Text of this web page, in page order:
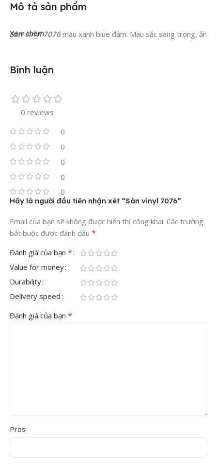
Mô tả sản phẩm
Sàn vinyl 7076màu xanh blue đậm. Màu sắc sang trọng, ấn
sàn phòng mổ, phòng khám phòng sinh, phòng nha khoa,
Size: 2m x 20m x 2mm
Sàn có sẵn kho Tp HCM
Xem thêm
Bình luận
0 reviews
0
0
0
0
0
Hãy là người đầu tiên nhận xét “Sàn vinyl 7076”
Email của bạn sẽ không được hiển thị công khai. Các trường
bắt buộc được đánh dấu *
Đánh giá của bạn *
Value for money
Durability
Delivery speed
Đánh giá của bạn *
Pros